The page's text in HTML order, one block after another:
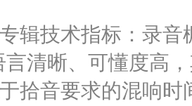
辑技术指标：录
言清晰、可懂度高
拾音要求的混响